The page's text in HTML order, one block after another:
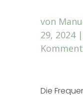
von
29, 2024|
Die